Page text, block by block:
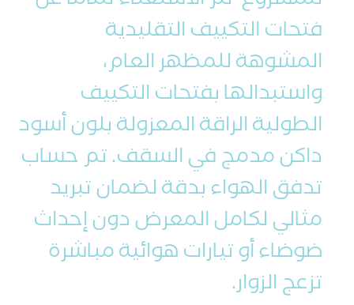
فتحات التكييف التقليدية
المشوهة للمظهر العام،
واستبدالها بفتحات التكييف
الطولية الراقة المعزولة بلون أسود
داكن مدمج في السقف. تم حساب
تدفق الهواء بدقة لضمان تبريد
مثالي لكامل المعرض دون إحداث
ضوضاء أو تيارات هوائية مباشرة
تزعج الزوار.